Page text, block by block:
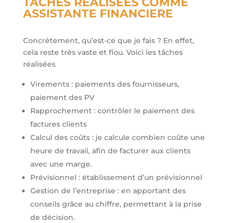
ASSISTANTE FINANCIERE
Concrètement, qu’est-ce que je fais ? En effet,
cela reste très vaste et flou. Voici les tâches
réalisées
Virements : paiements des fournisseurs,
paiement des PV
Rapprochement : contrôler le paiement des
factures clients
Calcul des coûts : je calcule combien coûte une
heure de travail, afin de facturer aux clients
avec une marge.
Prévisionnel : établissement d’un prévisionnel
Gestion de l’entreprise : en apportant des
conseils grâce au chiffre, permettant à la prise
de décision.